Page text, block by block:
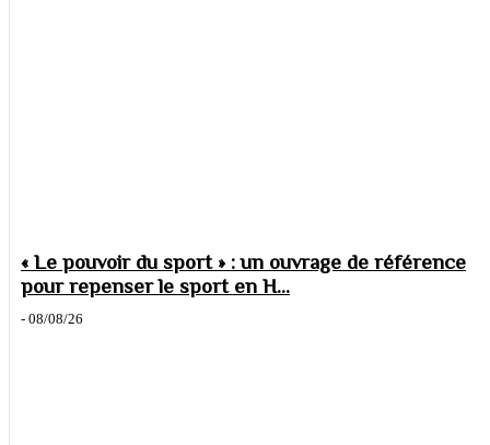
« Le pouvoir du sport » : un ouvrage de référence
pour repenser le sport en H...
- 08/08/26